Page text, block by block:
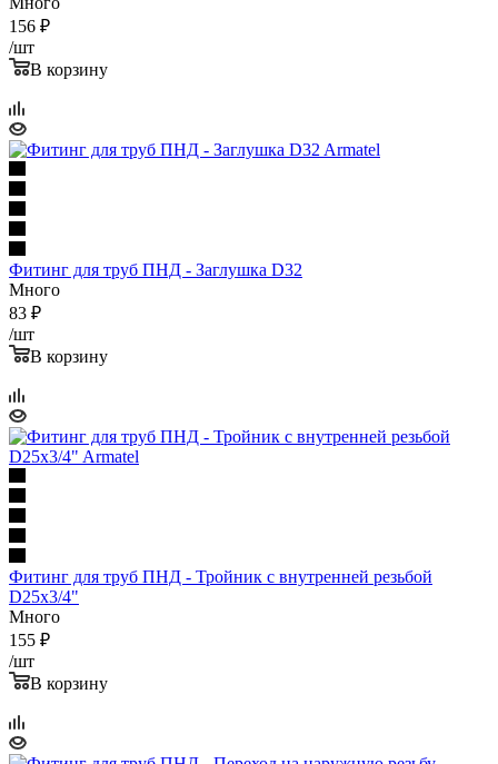
156 ₽
/шт
В корзину
Фитинг для труб ПНД - Заглушка D32
Много
83 ₽
/шт
В корзину
Фитинг для труб ПНД - Тройник с внутренней резьбой
D25x3/4"
Много
155 ₽
/шт
В корзину